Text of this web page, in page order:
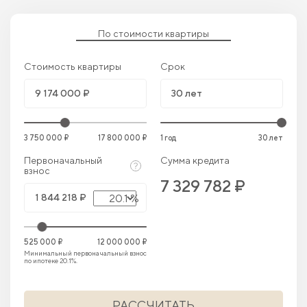
По стоимости квартиры
Стоимость квартиры
3 750 000 ₽ 17 800 000 ₽
Срок
1 год 30 лет
Первоначальный
взнос
20.1 %
525 000 ₽
12 000 000 ₽
Минимальный первоначальный взнос
по ипотеке 20.1%.
Сумма кредита
7 329 782 ₽